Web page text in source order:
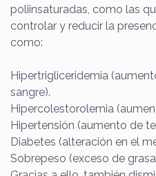
poliinsaturadas, como las
controlar y reducir la
como:
Hipertrigliceridemia
sangre).
Hipercolestorolemia
Hipertensión (aumento de
Diabetes (alteración en el
Sobrepeso (exceso de